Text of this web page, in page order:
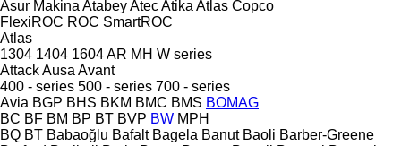
Asur Makina AtabeyAtecAtika Atlas Copco
FlexiROC ROC SmartROC
Atlas
1304 1404 1604AR MH W series
AttackAusa Avant
400 - series 500 - series 700 - series
Avia BGP BHS BKM BMC BMS BOMAG
BC BF BM BP BT BVP BW MPH
BQ BT Babaoğlu Bafalt Bagela Banut Baoli Barber-Greene